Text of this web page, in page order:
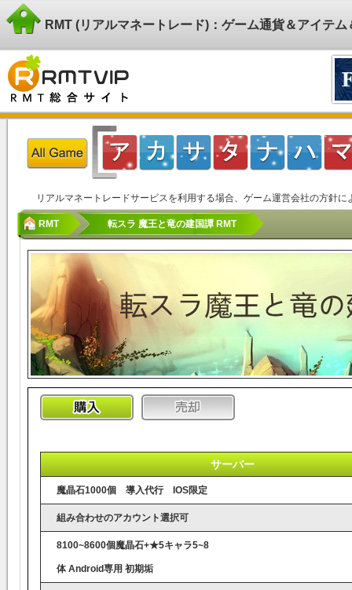
RMT (リアルマネートレード)：ゲーム通貨＆アイテ
リアルマネートレードサービスを利用する場合、ゲーム運営会社の方針
RMT 転スラ 魔王と竜の建国譚 RMT
サーバー
魔晶石1000個 導入代行 IOS限定
組み合わせのアカウント選択可
8100~8600個魔晶石+★5キャラ5~8
体 Android専用 初期垢